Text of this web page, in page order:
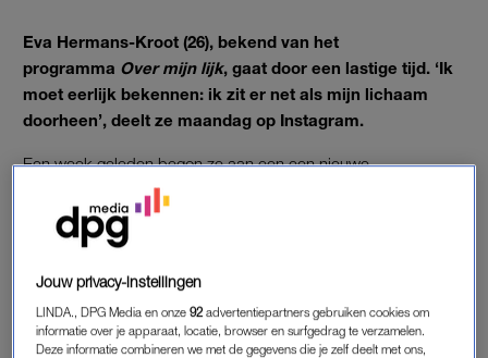
Eva Hermans-Kroot (26), bekend van het
programma Over mijn lijk, gaat door een lastige tijd. ‘Ik
moet eerlijk bekennen: ik zit er net als mijn lichaam
doorheen’, deelt ze maandag op Instagram.
Een week geleden begon ze aan een een nieuwe
chemotherapie voor haar ongeneeslijke longkanker.
‘De hel is nog niet voorbij’, schrijft Eva bij een foto waarop ze
onder een dekentje op de bank ligt. ‘Toen ik deze nieuwe
chemocombinatie vorige week maandag startte, had ik goede
Jouw privacy-instellingen
LINDA., DPG Media en onze92 advertentiepartners gebruiken cookies om
informatie over je apparaat, locatie, browser en surfgedrag te verzamelen.
Deze informatie combineren we met de gegevens die je zelf deelt met ons,